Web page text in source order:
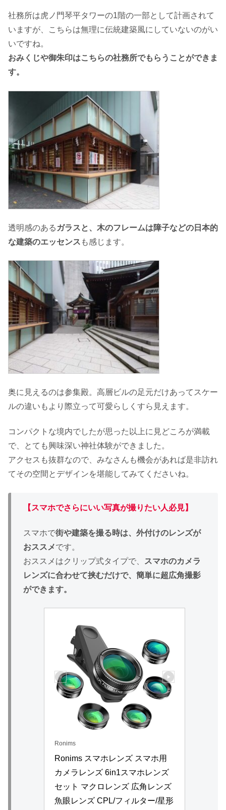
社務所は虎ノ門琴平タワーの1階の一部として計画されて
いますが、こちらは無理に伝統建築風にしていないのがい
いですね。
おみくじや御朱印はこちらの社務所でもらうことができま
す。
透明感のある ガラスと、木のフレームは障子などの日本的
な建築のエッセンス も感じます。
奥に見えるのは参集殿。高層ビルの足元だけあってスケー
ルの違いもより際立って可愛らしくすら見えます。
コンパクトな境内でしたが思った以上に見どころが満載
で、とても興味深い神社体験ができました。
アクセスも抜群なので、みなさんも機会があれば是非訪れ
てその空間とデザインを堪能してみてくださいね。
【スマホでさらにいい写真が撮りたい人必見】
スマホで街や建築を撮る時は、外付けのレンズが
おススメです。
おススメはクリップ式タイプで、
スマホのカメラ
レンズに合わせて挟むだけで、簡単に超広角撮影
ができます。
Ronims
Ronims スマホレンズ スマホ用
カメラレンズ 6in1スマホレンズ
セット マクロレンズ 広角レンズ
魚眼レンズ CPL/フィルター/星形